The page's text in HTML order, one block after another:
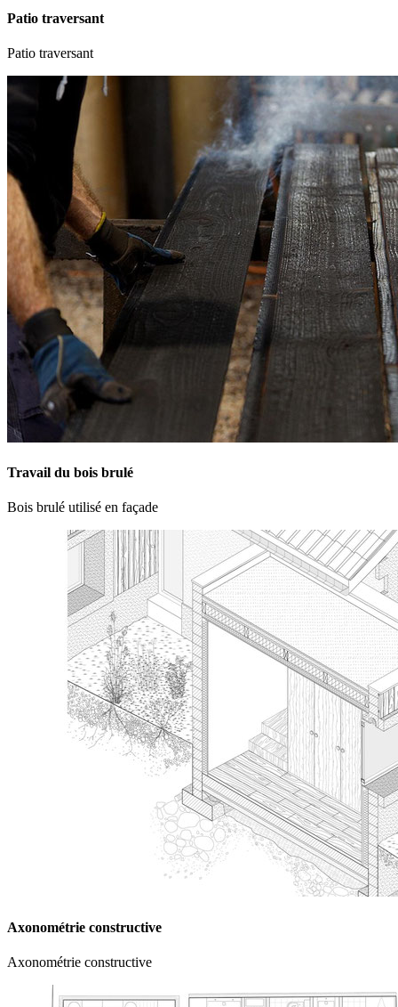
Patio traversant
Patio traversant
Travail du bois brulé
Bois brulé utilisé en façade
Axonométrie constructive
Axonométrie constructive